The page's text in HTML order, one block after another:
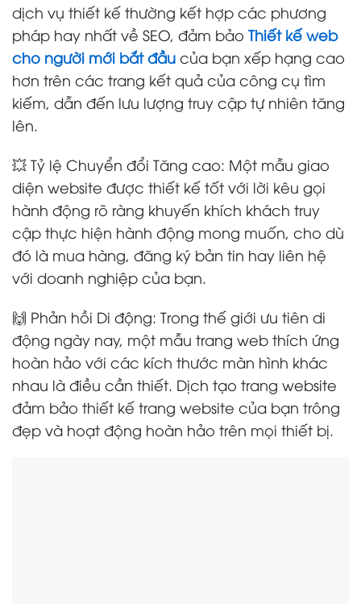
dịch vụ thiết kế thường kết hợp các phương
pháp hay nhất về SEO, đảm bảo Thiết kế web
cho người mới bắt đầu của bạn xếp hạng cao
hơn trên các trang kết quả của công cụ tìm
kiếm, dẫn đến lưu lượng truy cập tự nhiên tăng
lên.
💥 Tỷ lệ Chuyển đổi Tăng cao: Một mẫu giao
diện website được thiết kế tốt với lời kêu gọi
hành động rõ ràng khuyến khích khách truy
cập thực hiện hành động mong muốn, cho dù
đó là mua hàng, đăng ký bản tin hay liên hệ
với doanh nghiệp của bạn.
🙌 Phản hồi Di động: Trong thế giới ưu tiên di
động ngày nay, một mẫu trang web thích ứng
hoàn hảo với các kích thước màn hình khác
nhau là điều cần thiết. Dịch tạo trang website
đảm bảo thiết kế trang website của bạn trông
đẹp và hoạt động hoàn hảo trên mọi thiết bị.